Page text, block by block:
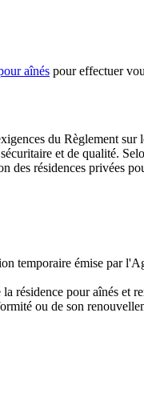
aînés pour effectuer
du Règlement
et de qualité.
des résidences privées
temporaire émise par
la résidence pour aînés et
ou de son